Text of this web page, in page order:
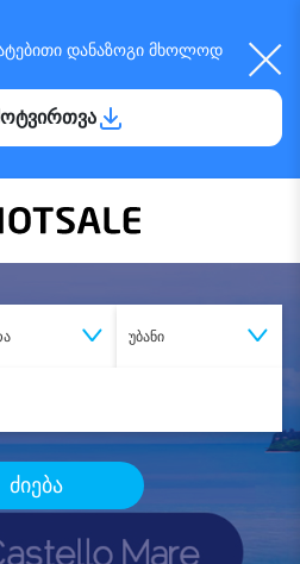
დანაზოგი მხოლოდ
უბანი
ძიება